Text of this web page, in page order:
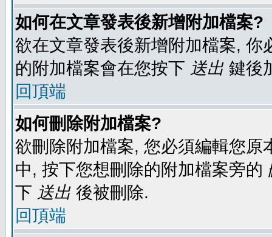
如何在文章發表後新增附加檔案?
欲在文章發表後新增附加檔案,
的附加檔案會在您按下 送出 鍵後
回頂端
如何刪除附加檔案?
欲刪除附加檔案, 您必須編輯您
中, 按下您想刪除的附加檔案旁的
下 送出 後被刪除.
回頂端